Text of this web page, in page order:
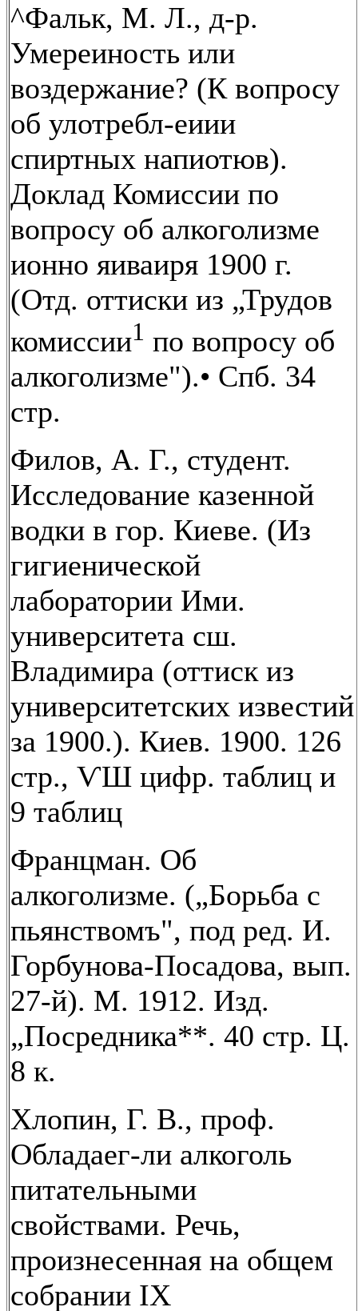
^Фальк, М. Л., д-р.
Умереиность или
воздержание? (К вопросу
об улотребл-еиии
спиртных напиотюв).
Доклад Комиссии по
вопросу об алкоголизме
ионно яиваиря 1900 г.
(Отд. оттиски из „Трудов
комиссии1 по вопросу об
алкоголизме").• Спб. 34
стр.
Филов, А. Г., студент.
Исследование казенной
водки в гор. Киеве. (Из
гигиенической
лаборатории Ими.
университета сш.
Владимира (оттиск из
университетских известий
за 1900.). Киев. 1900. 126
стр., ѴШ цифр. таблиц и
9 таблиц
Францман. Об
алкоголизме. („Борьба с
пьянствомъ", под ред. И.
Горбунова-Посадова, вып.
27-й). М. 1912. Изд.
„Посредника**. 40 стр. Ц.
8 к.
Хлопин, Г. В., проф.
Обладаег-ли алкоголь
питательными
свойствами. Речь,
произнесенная на общем
собрании IX